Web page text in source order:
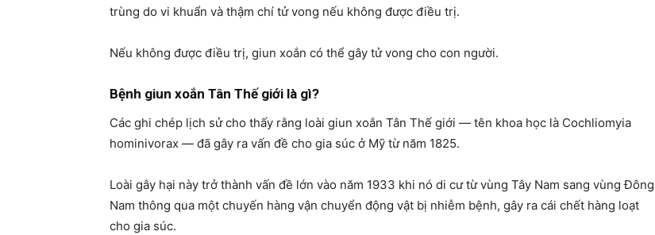
trùng do vi khuẩn và thậm chí tử vong nếu không được điều trị.
Nếu không được điều trị, giun xoắn có thể gây tử vong cho con người.
Bệnh giun xoắn Tân Thế giới là gì?
Các ghi chép lịch sử cho thấy rằng loài giun xoắn Tân Thế giới — tên khoa học là Cochliomyia
hominivorax — đã gây ra vấn đề cho gia súc ở Mỹ từ năm 1825.
Loài gây hại này trở thành vấn đề lớn vào năm 1933 khi nó di cư từ vùng Tây Nam sang vùng Đông
Nam thông qua một chuyến hàng vận chuyển động vật bị nhiễm bệnh, gây ra cái chết hàng loạt
cho gia súc.